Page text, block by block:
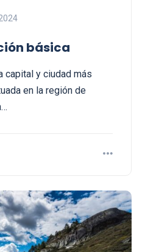
básica
y ciudad más
en la región de